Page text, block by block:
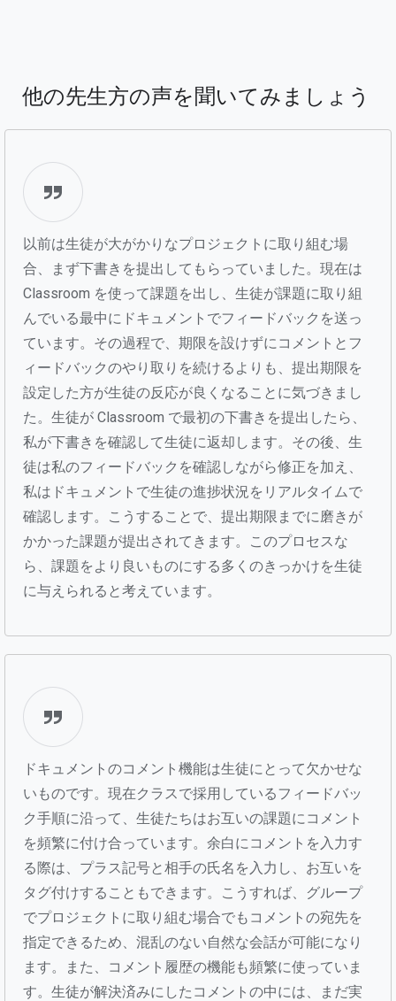
他の先生方の声を聞いてみましょう
以前は生徒が大がかりなプロジェクトに取り組む場
合、まず下書きを提出してもらっていました。現在は
Classroom を使って課題を出し、生徒が課題に取り組
んでいる最中にドキュメントでフィードバックを送っ
ています。その過程で、期限を設けずにコメントとフ
ィードバックのやり取りを続けるよりも、提出期限を
設定した方が生徒の反応が良くなることに気づきまし
た。生徒が Classroom で最初の下書きを提出したら、
私が下書きを確認して生徒に返却します。その後、生
徒は私のフィードバックを確認しながら修正を加え、
私はドキュメントで生徒の進捗状況をリアルタイムで
確認します。こうすることで、提出期限までに磨きが
かかった課題が提出されてきます。このプロセスな
ら、課題をより良いものにする多くのきっかけを生徒
に与えられると考えています。
ドキュメントのコメント機能は生徒にとって欠かせな
いものです。現在クラスで採用しているフィードバッ
ク手順に沿って、生徒たちはお互いの課題にコメント
を頻繁に付け合っています。余白にコメントを入力す
る際は、プラス記号と相手の氏名を入力し、お互いを
タグ付けすることもできます。こうすれば、グループ
でプロジェクトに取り組む場合でもコメントの宛先を
指定できるため、混乱のない自然な会話が可能になり
ます。また、コメント履歴の機能も頻繁に使っていま
す。生徒が解決済みにしたコメントの中には、まだ実